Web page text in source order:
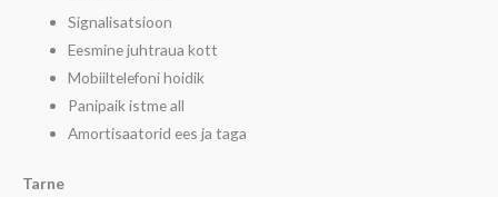
Signalisatsioon
Eesmine juhtraua kott
Mobiiltelefoni hoidik
Panipaik istme all
Amortisaatorid ees ja taga
Tarne